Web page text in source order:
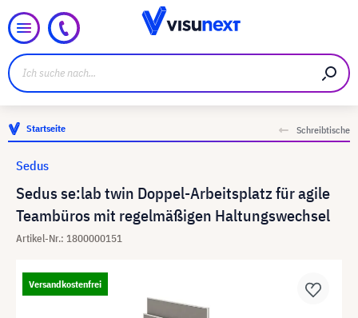
Startseite Schreibtische
Sedus se:lab twin Doppel-Arbeitsplatz für agile
Teambüros mit regelmäßigen Haltungswechsel
Artikel-Nr.: 1800000151
Sedus
Versandkostenfrei